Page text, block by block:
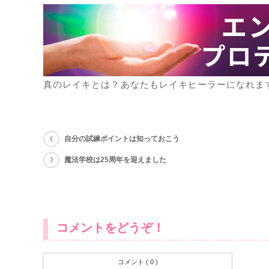
真のレイキとは？あなたもレイキヒーラーになれま
自分の試練ポイントは知っておこう
魔法学校は25周年を迎えました
コメントをどうぞ！
コメント ( 0 )